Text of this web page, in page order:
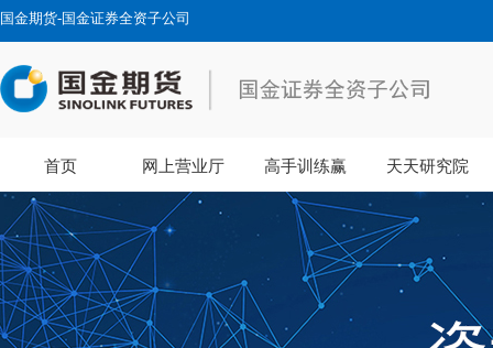
国金期货-国金证券全资子公司
首页 网上营业厅 高手训练赢 天天研究院